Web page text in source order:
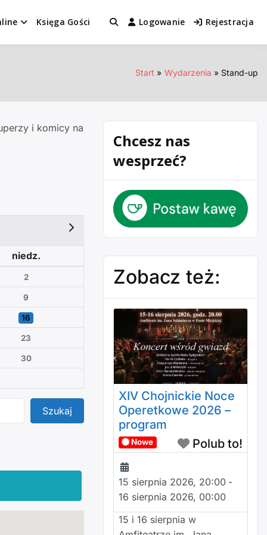
Księga Gości Logowanie Rejestracja
Start Wydarzenia Stand-up
i komicy na
niedz.
2
9
16
23
30
SzukajSzukaj
Chcesz nas
wesprzeć?
Zobacz też:
XIV Chojnickie Noce
Operetkowe 2026 –
program
Nowe Polub to!
15 sierpnia 2026, 20:00 -
16 sierpnia 2026, 00:00
15 i 16 sierpnia w